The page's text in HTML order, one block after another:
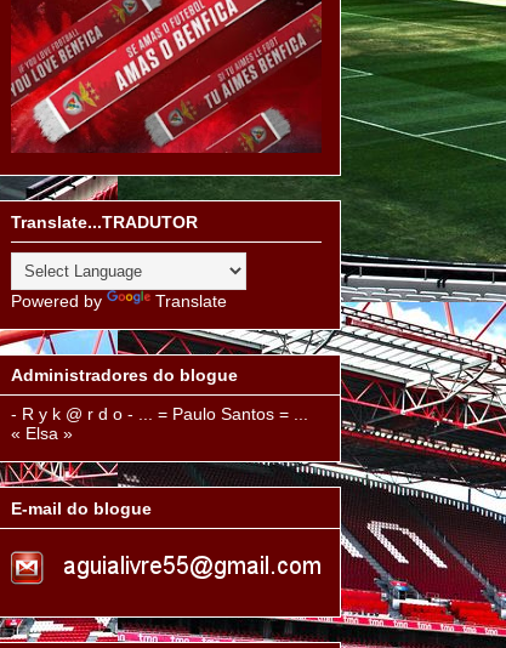
Translate...TRADUTOR
Powered by Translate
Administradores do blogue
- R y k @ r d o - ... = Paulo Santos = ...
« Elsa »
E-mail do blogue